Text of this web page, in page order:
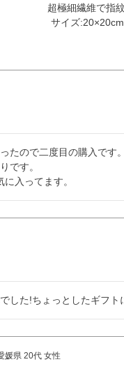
超極細繊維で指
サイズ
たので二度目の購入です。
です。
入ってます。
した!ちょっとしたギフト
媛県 20代 女性